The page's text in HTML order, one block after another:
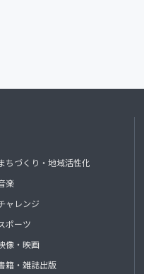
ちづくり・地域活性化
楽
ャレンジ
ポーツ
像・映画
籍・雑誌出版